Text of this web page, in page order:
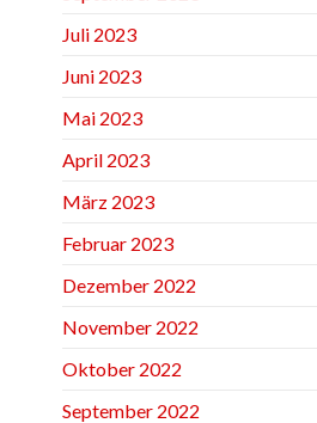
Juli 2023
Juni 2023
Mai 2023
April 2023
März 2023
Februar 2023
Dezember 2022
November 2022
Oktober 2022
September 2022